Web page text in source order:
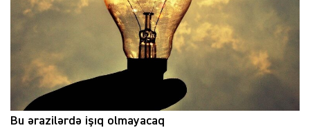
Bu ərazilərdə işıq olmayacaq